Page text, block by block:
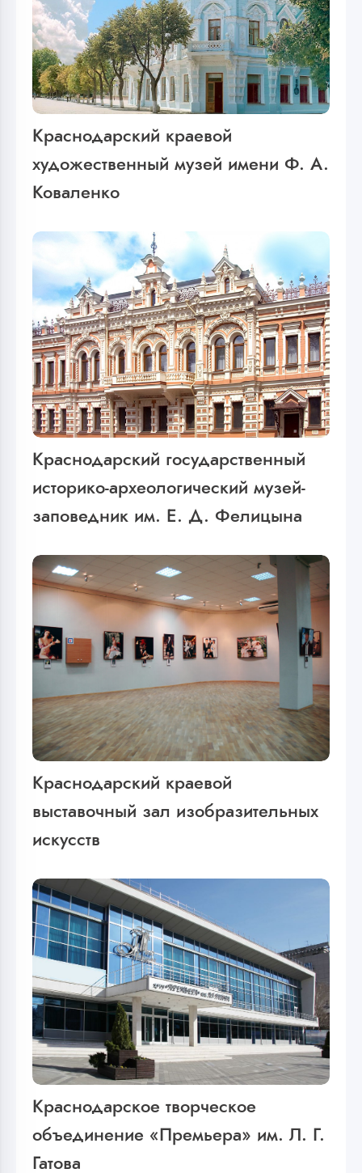
Краснодарский краевой
художественный музей имени Ф. А.
Коваленко
Краснодарский государственный
историко-археологический музей-
заповедник им. Е. Д. Фелицына
Краснодарский краевой
выставочный зал изобразительных
искусств
Краснодарское творческое
объединение «Премьера» им. Л. Г.
Гатова